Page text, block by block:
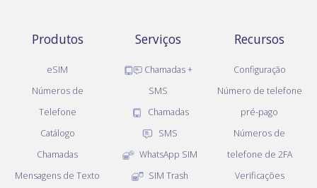
Produtos
eSIM
Números de
Telefone
Catálogo
Chamadas
Mensagens de Texto
Serviços
Chamadas +
SMS
Chamadas
SMS
WhatsApp SIM
SIM Trash
Recursos
Configuração
Número de telefone
pré-pago
Números de
telefone de 2FA
Verificações